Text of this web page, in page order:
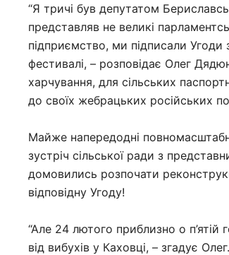
“Я тричі був депутатом
представляв не великі
підприємство, ми підписали
фестивалі, – розповідає Олег
харчування, для сільських
до своїх жебрацьких російських
Майже напередодні
зустріч сільської ради з
домовились розпочати
відповідну Угоду!
“Але 24 лютого приблизно о
від вибухів у Каховці, – згадує